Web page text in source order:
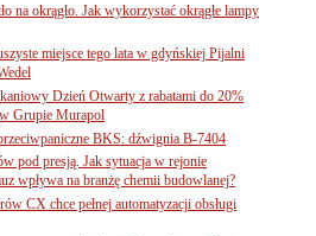
na okrągło. Jak wykorzystać okrągłe lampy
miejsce tego lata w gdyńskiej Pijalni
Dzień Otwarty z rabatami do 20%
w Grupie Murapol
BKS: dźwignia B-7404
pod presją. Jak sytuacja w rejonie
wpływa na branżę chemii budowlanej?
CX chce pełnej automatyzacji obsługi